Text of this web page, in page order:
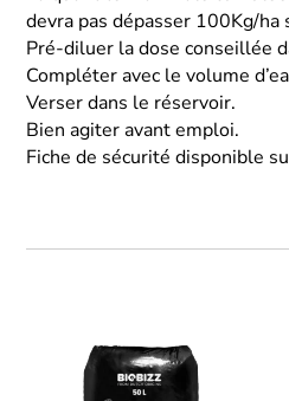
devra pas dépasser 100Kg/ha
Pré-diluer la dose conseillée
Compléter avec le volume
Verser dans le réservoir.
Bien agiter avant emploi.
Fiche de sécurité disponible